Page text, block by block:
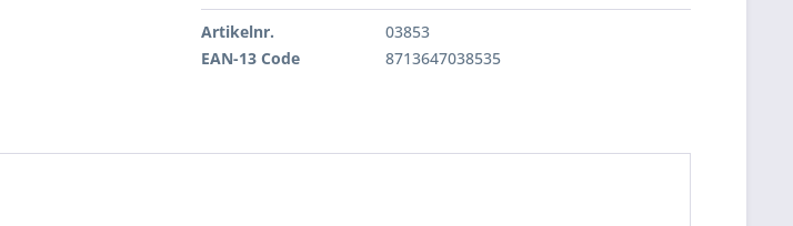
Artikelnr.
03853
EAN-13 Code
8713647038535